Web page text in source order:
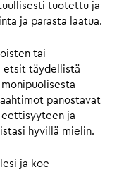
tuotettu ja
ja parasta laatua.
tai
etsit täydellistä
panostavat
eettisyyteen ja
hyvillä mielin.
ja koe